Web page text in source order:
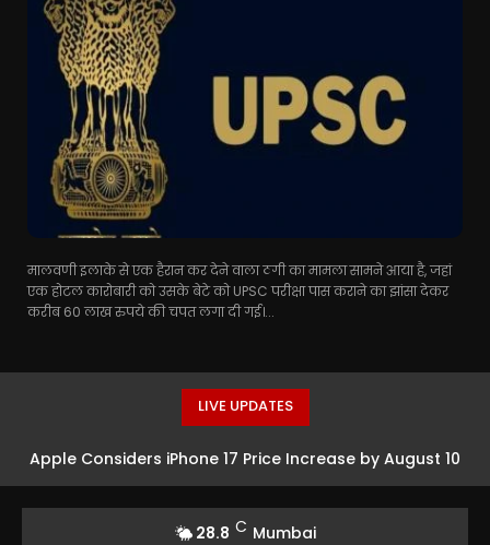
मालवणी इलाके से एक हैरान कर देने वाला ठगी का मामला सामने आया है, जहां
एक होटल कारोबारी को उसके बेटे को UPSC परीक्षा पास कराने का झांसा देकर
करीब 60 लाख रुपये की चपत लगा दी गई।...
LIVE UPDATES
Apple Considers iPhone 17 Price Increase by August 10
28.8 C Mumbai